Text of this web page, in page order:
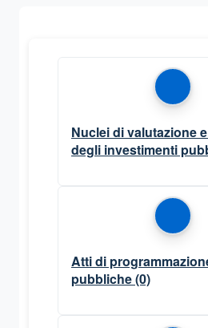
Nuclei di valutazione
degli investimenti
Atti di
pubbliche(0)